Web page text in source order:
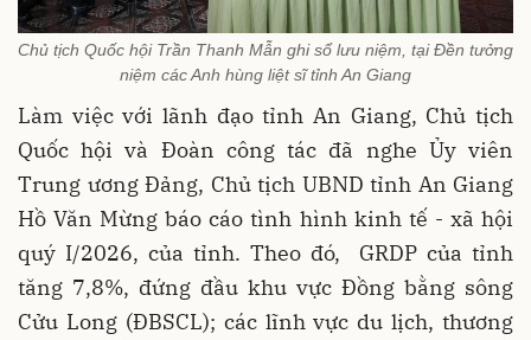
Chủ tịch Quốc hội Trần Thanh Mẫn ghi sổ lưu niệm, tại Đền tưởng
niệm các Anh hùng liệt sĩ tỉnh An Giang
Làm việc với lãnh đạo tỉnh An Giang, Chủ tịch
Quốc hội và Đoàn công tác đã nghe Ủy viên
Trung ương Đảng, Chủ tịch UBND tỉnh An Giang
Hồ Văn Mừng báo cáo tình hình kinh tế - xã hội
quý I/2026, của tỉnh. Theo đó, GRDP của tỉnh
tăng 7,8%, đứng đầu khu vực Đồng bằng sông
Cửu Long (ĐBSCL); các lĩnh vực du lịch, thương